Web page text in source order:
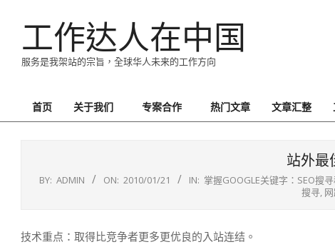
工作达人在中国
服务是我架站的宗旨，全球华人未来的工作方向
Primary
首页 关于我们 专案合作 热门文章 文章汇整
站外最
BY: ADMIN ON: 2010/01/21 IN: 掌握GOOGLE关键字：SEO搜
搜寻,
技术重点：取得比竞争者更多更优良的入站连结。